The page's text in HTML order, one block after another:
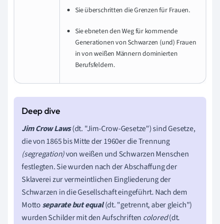
Sie überschritten die Grenzen für Frauen.
Sie ebneten den Weg für kommende
Generationen von Schwarzen (und) Frauen
in von weißen Männern dominierten
Berufsfeldern.
Jim Crow Laws(dt. "Jim-Crow-Gesetze") sind Gesetze,
die von 1865 bis Mitte der 1960er die Trennung
(segregation)von weißen und Schwarzen Menschen
festlegten. Sie wurden nach der Abschaffung der
Sklaverei zur vermeintlichen Eingliederung der
Schwarzen in die Gesellschaft eingeführt. Nach dem
Motto separate but equal(dt. "getrennt, aber gleich")
wurden Schilder mit den Aufschriften colored(dt.